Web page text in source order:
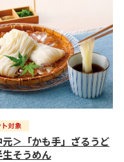
元＞「かも手」ざるうど
生そうめん